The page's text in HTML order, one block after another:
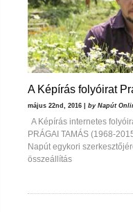
A Képírás folyóirat
május 22nd, 2016 | by Napút
A Képírás internetes
PRÁGAI TAMÁS (1968-
Napút egykori
összeállítás